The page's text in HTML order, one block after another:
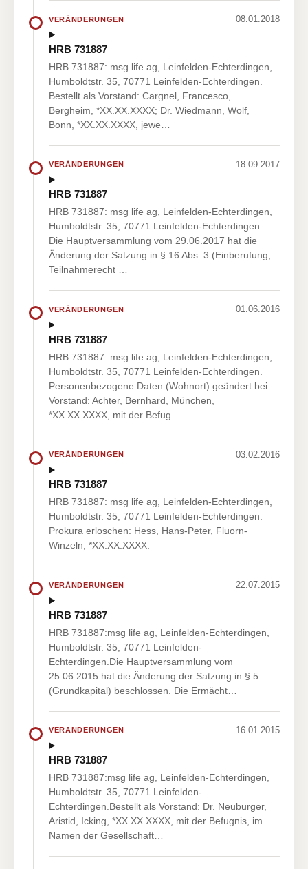
VERÄNDERUNGEN 08.01.2018
HRB 731887
HRB 731887: msg life ag, Leinfelden-Echterdingen,
Humboldtstr. 35, 70771 Leinfelden-Echterdingen.
Bestellt als Vorstand: Cargnel, Francesco,
Bergheim, *XX.XX.XXXX; Dr. Wiedmann, Wolf,
Bonn, *XX.XX.XXXX, jewe…
VERÄNDERUNGEN 18.09.2017
HRB 731887
HRB 731887: msg life ag, Leinfelden-Echterdingen,
Humboldtstr. 35, 70771 Leinfelden-Echterdingen.
Die Hauptversammlung vom 29.06.2017 hat die
Änderung der Satzung in § 16 Abs. 3 (Einberufung,
Teilnahmerecht …
VERÄNDERUNGEN 01.06.2016
HRB 731887
HRB 731887: msg life ag, Leinfelden-Echterdingen,
Humboldtstr. 35, 70771 Leinfelden-Echterdingen.
Personenbezogene Daten (Wohnort) geändert bei
Vorstand: Achter, Bernhard, München,
*XX.XX.XXXX, mit der Befug…
VERÄNDERUNGEN 03.02.2016
HRB 731887
HRB 731887: msg life ag, Leinfelden-Echterdingen,
Humboldtstr. 35, 70771 Leinfelden-Echterdingen.
Prokura erloschen: Hess, Hans-Peter, Fluorn-
Winzeln, *XX.XX.XXXX.
VERÄNDERUNGEN 22.07.2015
HRB 731887
HRB 731887:msg life ag, Leinfelden-Echterdingen,
Humboldtstr. 35, 70771 Leinfelden-
Echterdingen.Die Hauptversammlung vom
25.06.2015 hat die Änderung der Satzung in § 5
(Grundkapital) beschlossen. Die Ermächt…
VERÄNDERUNGEN 16.01.2015
HRB 731887
HRB 731887:msg life ag, Leinfelden-Echterdingen,
Humboldtstr. 35, 70771 Leinfelden-
Echterdingen.Bestellt als Vorstand: Dr. Neuburger,
Aristid, Icking, *XX.XX.XXXX, mit der Befugnis, im
Namen der Gesellschaft…